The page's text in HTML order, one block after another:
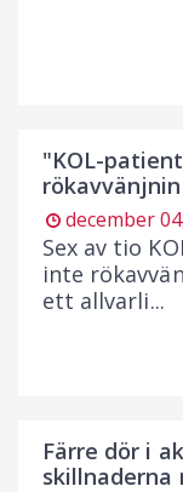
"KOL-
december
Sex av tio
inte
ett allvarli...
Färre dör i
skillnaderna